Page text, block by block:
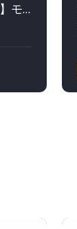
【金・土・日・祝日限定】モンブラン ｜ ジャン＝ポール エヴァン